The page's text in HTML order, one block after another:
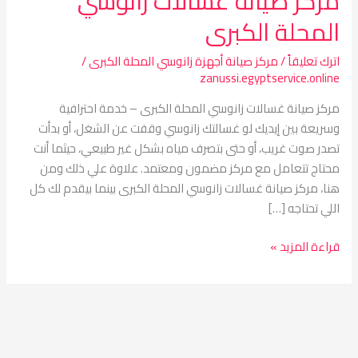
المحلة الكبرى
اترك تعليقاً/مركز صيانة أجهزة زانوسي المحلة الكبرى/
zanussi.egyptservice.online
مركز صيانة غسالات زانوسي المحلة الكبرى – خدمة احترافية
وسريعة بين إيديك لو غسالتك زانوسي وقفت عن الشغل، أو بدأت
تصدر صوت غريب، أو حتى بتصرف مياه بشكل غير طبيعي، حيثما أنت
محتاج تتعامل مع مركز مضمون ومعتمد. علاوة علي ذلك ومن
هنا، مركز صيانة غسالات زانوسي المحلة الكبرى بينما بيقدم لك كل
اللي تحتاجه […]
قراءة المزيد »